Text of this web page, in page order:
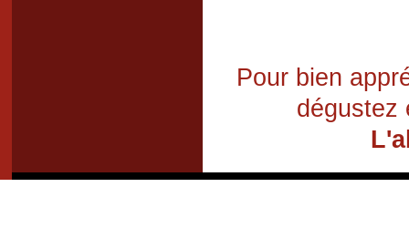
Pour bien
dégustez